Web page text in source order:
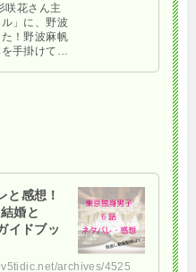
咲花さん主
」に、野波
！野波麻帆
手掛けてい
と感想！
婚と
イドブッ
archives/4525